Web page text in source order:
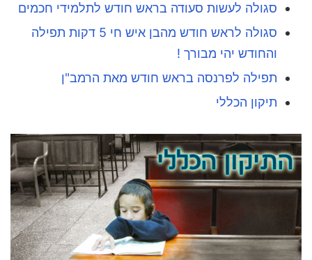
סגולה לעשות סעודה בראש חודש לתלמידי חכמים
סגולה לראש חודש מהבן איש חי 5 דקות תפילה
והחודש יהי מבורך !
תפילה לפרנסה בראש חודש מאת הרמב"ן
תיקון הכללי